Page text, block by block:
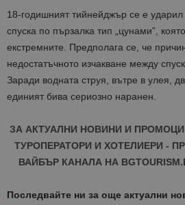
18-годишният тийнейджър се е
спуска по пързалка тип „цунами”,
екстремните. Предполага се, че
недостатъчното изчакване между
Заради водната струя, вътре в улея,
единият бива сериозно наранен.
ЗА АКТУАЛНИ НОВИНИ И
ТУРОПЕРАТОРИ И ХОТЕЛИЕРИ -
ВАЙБЪР КАНАЛА НА
Последвайте ни за още актуални